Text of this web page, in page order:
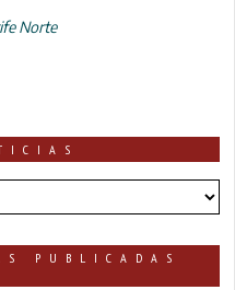
Norte
PUBLICADAS